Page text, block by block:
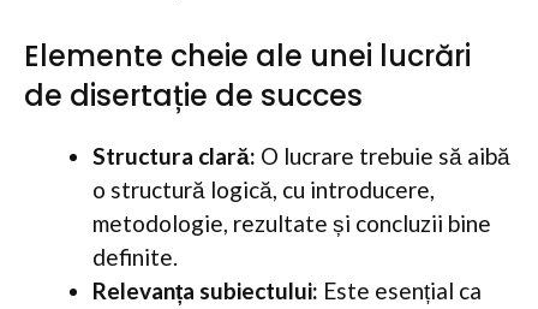
Elemente cheie ale unei lucrări
de disertație de succes
Structura clară: O lucrare trebuie să aibă
o structură logică, cu introducere,
metodologie, rezultate și concluzii bine
definite.
Relevanța subiectului: Este esențial ca